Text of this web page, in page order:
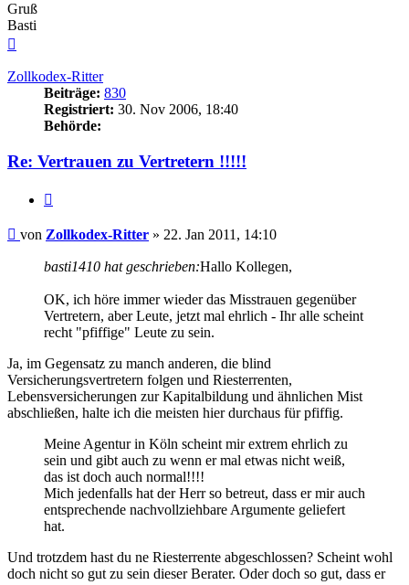
Gruß
Basti
Zollkodex-Ritter
Beiträge: 830
Registriert: 30. Nov 2006, 18:40
Behörde:
Re: Vertrauen zu Vertretern !!!!!
Beitrag
von Zollkodex-Ritter » 22. Jan 2011, 14:10
basti1410 hat geschrieben:Hallo Kollegen,
OK, ich höre immer wieder das Misstrauen gegenüber
Vertretern, aber Leute, jetzt mal ehrlich - Ihr alle scheint
recht "pfiffige" Leute zu sein.
Ja, im Gegensatz zu manch anderen, die blind
Versicherungsvertretern folgen und Riesterrenten,
Lebensversicherungen zur Kapitalbildung und ähnlichen Mist
abschließen, halte ich die meisten hier durchaus für pfiffig.
Meine Agentur in Köln scheint mir extrem ehrlich zu
sein und gibt auch zu wenn er mal etwas nicht weiß,
das ist doch auch normal!!!!
Mich jedenfalls hat der Herr so betreut, dass er mir auch
entsprechende nachvollziehbare Argumente geliefert
hat.
Und trotzdem hast du ne Riesterrente abgeschlossen? Scheint wohl
doch nicht so gut zu sein dieser Berater. Oder doch so gut, dass er